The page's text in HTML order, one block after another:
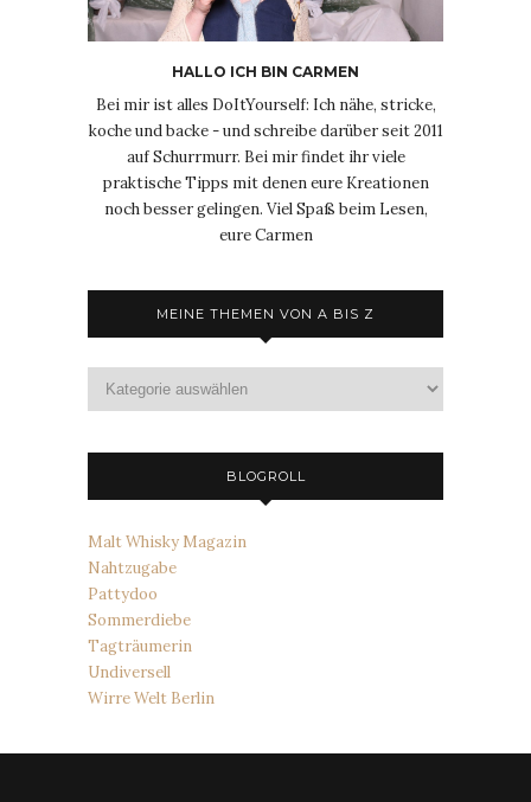
HALLO ICH BIN CARMEN
Bei mir ist alles DoItYourself: Ich nähe, stricke,
koche und backe - und schreibe darüber seit 2011
auf Schurrmurr. Bei mir findet ihr viele
praktische Tipps mit denen eure Kreationen
noch besser gelingen. Viel Spaß beim Lesen,
eure Carmen
MEINE THEMEN VON A BIS Z
Themen
BLOGROLL
Malt Whisky Magazin
Nahtzugabe
Pattydoo
Sommerdiebe
Tagträumerin
Undiversell
Wirre Welt Berlin